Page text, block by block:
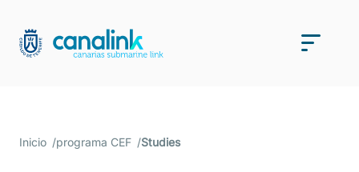
contenido
Inicio programa CEF Studies